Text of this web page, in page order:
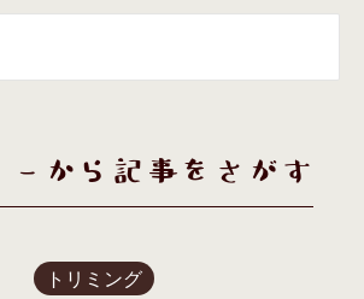
ーから記事をさがす
トリミング